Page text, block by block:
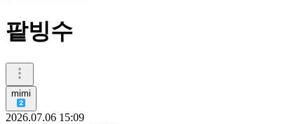
팥빙수
mimi
2026.07.06 15:09